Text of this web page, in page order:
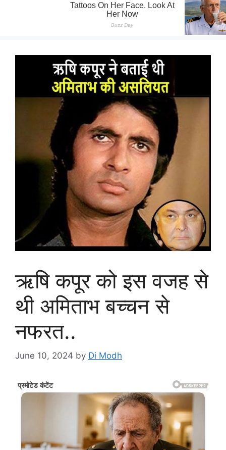
ऋषि कपूर को इस वजह से
थी अमिताभ बच्चन से
नफरत..
June 10, 2024 by Di Modh